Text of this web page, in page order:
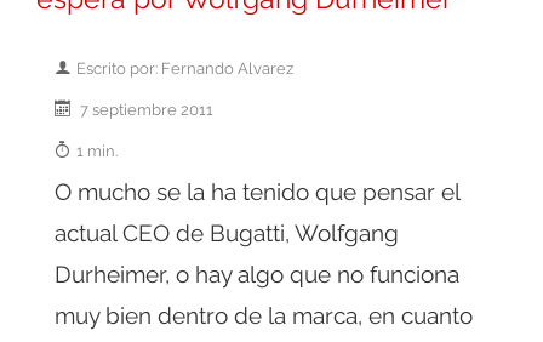
Escrito por: Fernando Alvarez
7 septiembre 2011
1 min.
O mucho se la ha tenido que pensar el
actual CEO de Bugatti, Wolfgang
Durheimer, o hay algo que no funciona
muy bien dentro de la marca, en cuanto